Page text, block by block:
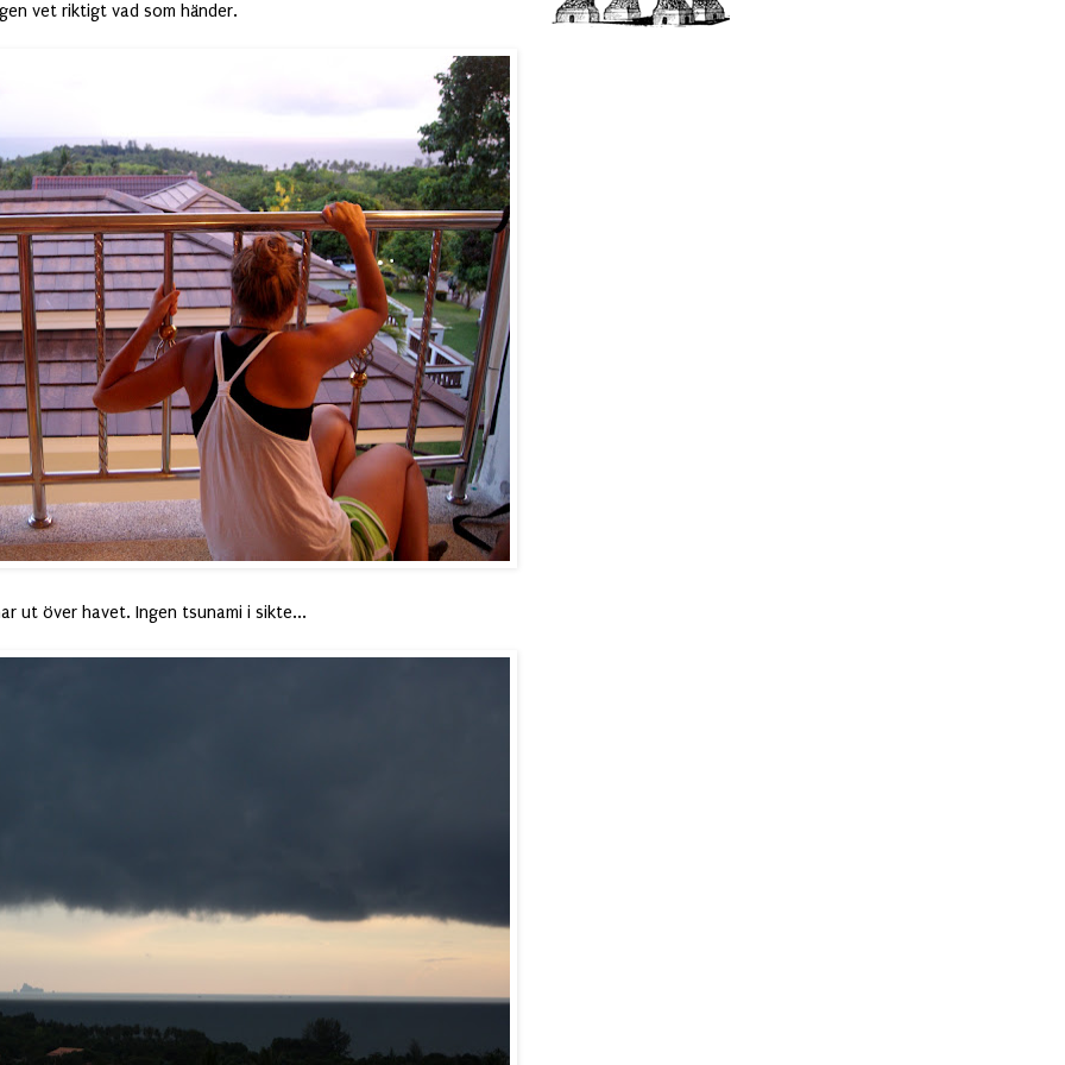
vet riktigt vad som händer.
ut över havet. Ingen tsunami i sikte...